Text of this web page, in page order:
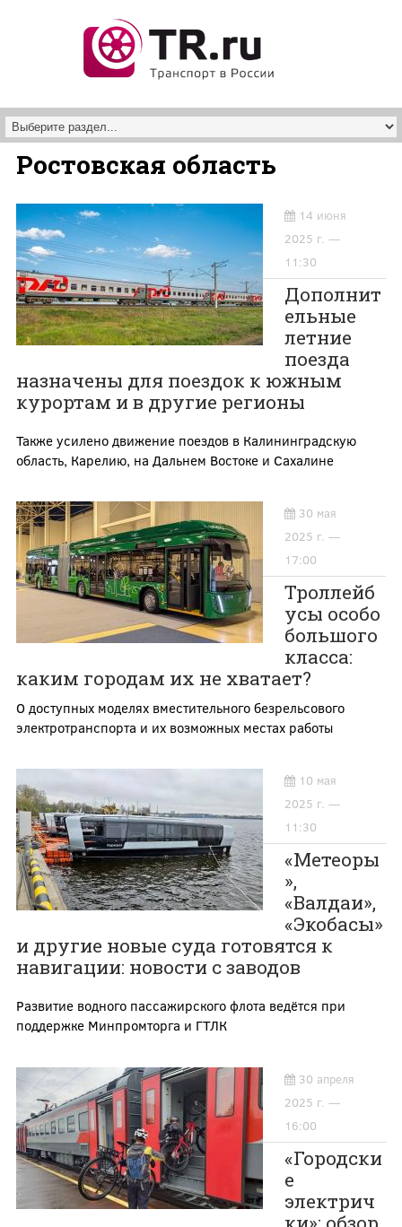
Ростовская область
14 июня
2025 г. —
11:30
Дополнит
ельные
летние
поезда
назначены для поездок к южным
курортам и в другие регионы
Также усилено движение поездов в Калининградскую
область, Карелию, на Дальнем Востоке и Сахалине
30 мая
2025 г. —
17:00
Троллейб
усы особо
большого
класса:
каким городам их не хватает?
О доступных моделях вместительного безрельсового
электротранспорта и их возможных местах работы
10 мая
2025 г. —
11:30
«Метеоры
»,
«Валдаи»,
«Экобасы»
и другие новые суда готовятся к
навигации: новости с заводов
Развитие водного пассажирского флота ведётся при
поддержке Минпромторга и ГТЛК
30 апреля
2025 г. —
16:00
«Городски
е
электрич